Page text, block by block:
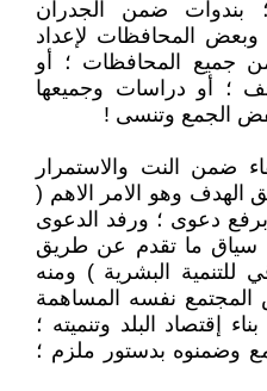
بندوات ضمن الجدران
وبعض المحافظات لإعداد
جميع المحافظات ؛ أو
؛ أو دراسات وجميعها
الجمع وتنسى !
ضمن النت والاستمرار
الهدف وهو الامر الاهم (
برفع دعوى ؛ ورفد الدعوى
سياق ما تقدم عن طريق
للتنمية البشرية ) ومنه
نفسه المساهمة
إقتصاد البلد وتنميته ؛
وضمنوه بدستور ملزم ؛